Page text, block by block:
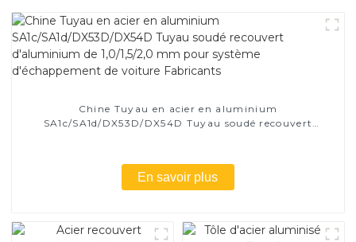
Chine Tuyau en acier en aluminium
SA1c/SA1d/DX53D/DX54D Tuyau soudé recouvert
En savoir plus